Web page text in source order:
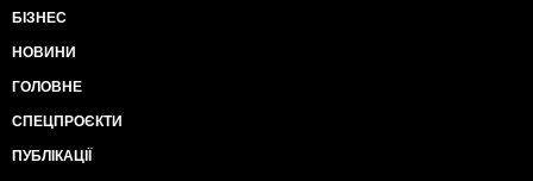
БІЗНЕС
НОВИНИ
ГОЛОВНЕ
СПЕЦПРОЄКТИ
ПУБЛІКАЦІЇ